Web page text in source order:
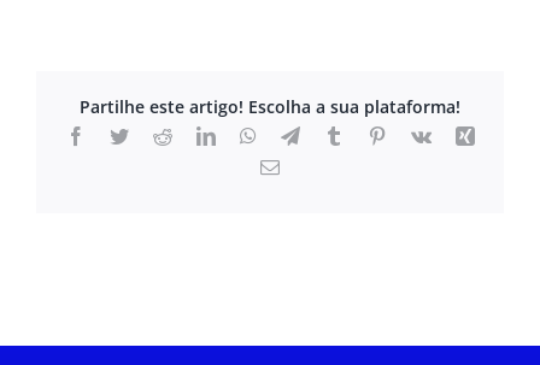
Partilhe este artigo! Escolha a sua plataforma!
Facebook
TwitterRedditLinkedInWhatsApp
TelegramTumblrPinterest
Vk
Xing
Email